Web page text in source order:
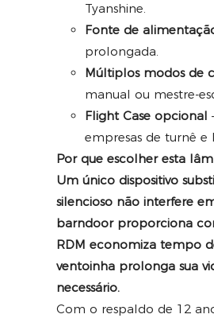
Tyanshine.
Fonte de
prolongada.
Múltiplos modos de
manual ou mestre-
Flight Case opcional
empresas de turnê e
Por que escolher esta
Um único dispositivo
silencioso não interfere
barndoor proporciona
RDM economiza tempo
ventoinha prolonga sua
necessário.
Com o respaldo de 12